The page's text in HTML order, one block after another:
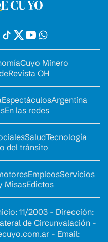
Cuyo Minero
Revista OH
EspectáculosArgentina
En las redes
SaludTecnología
del tránsito
EmpleosServicios
MisasEdictos
11/2003 - Dirección:
de Circunvalación -
- Email: